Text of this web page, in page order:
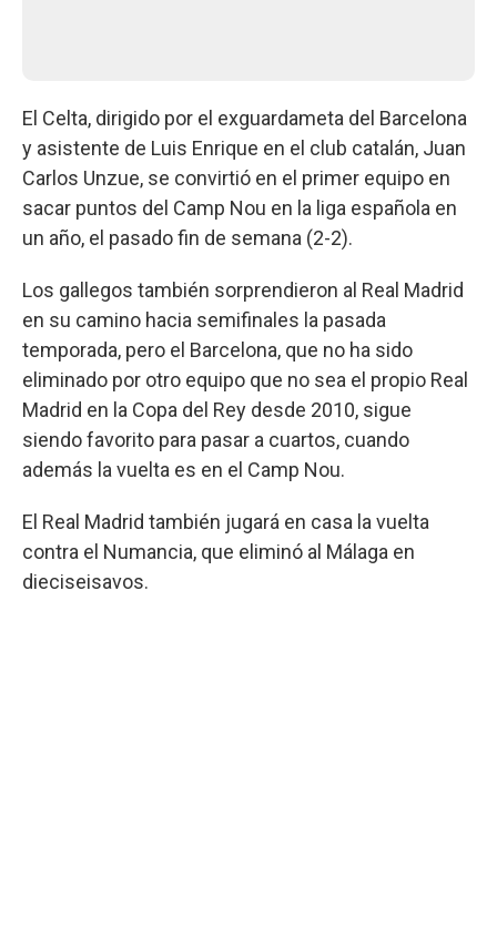
El Celta, dirigido por el exguardameta del Barcelona
y asistente de Luis Enrique en el club catalán, Juan
Carlos Unzue, se convirtió en el primer equipo en
sacar puntos del Camp Nou en la liga española en
un año, el pasado fin de semana (2-2).
Los gallegos también sorprendieron al Real Madrid
en su camino hacia semifinales la pasada
temporada, pero el Barcelona, que no ha sido
eliminado por otro equipo que no sea el propio Real
Madrid en la Copa del Rey desde 2010, sigue
siendo favorito para pasar a cuartos, cuando
además la vuelta es en el Camp Nou.
El Real Madrid también jugará en casa la vuelta
contra el Numancia, que eliminó al Málaga en
dieciseisavos.